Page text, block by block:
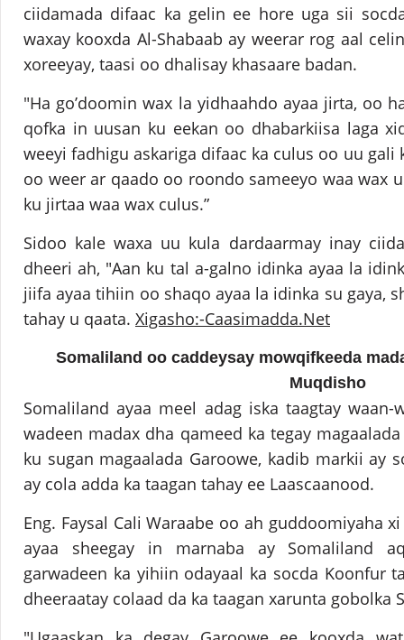
ciidamada difaac ka gelin ee hore uga sii
waxay kooxda Al-Shabaab ay weerar rog aal
xoreeyay, taasi oo dhalisay khasaare badan.
"Ha go’doomin wax la yidhaahdo ayaa jirta, oo
qofka in uusan ku eekan oo dhabarkiisa laga
weeyi fadhigu askariga difaac ka culus oo uu
oo weer ar qaado oo roondo sameeyo waa wax
ku jirtaa waa wax culus.”
Sidoo kale waxa uu kula dardaarmay inay
dheeri ah, "Aan ku tal a-galno idinka ayaa la
jiifa ayaa tihiin oo shaqo ayaa la idinka su gaya,
tahay u qaata. Xigasho:-Caasimadda.Net
Somaliland oo caddeysay mowqifkeeda
Muqdisho
Somaliland ayaa meel adag iska taagtay
wadeen madax dha qameed ka tegay
ku sugan magaalada Garoowe, kadib markii ay
ay cola adda ka taagan tahay ee Laascaanood.
Eng. Faysal Cali Waraabe oo ah guddoomiyaha
ayaa sheegay in marnaba ay Somaliland
garwadeen ka yihiin odayaal ka socda Koonfur
dheeraatay colaad da ka taagan xarunta gobolka